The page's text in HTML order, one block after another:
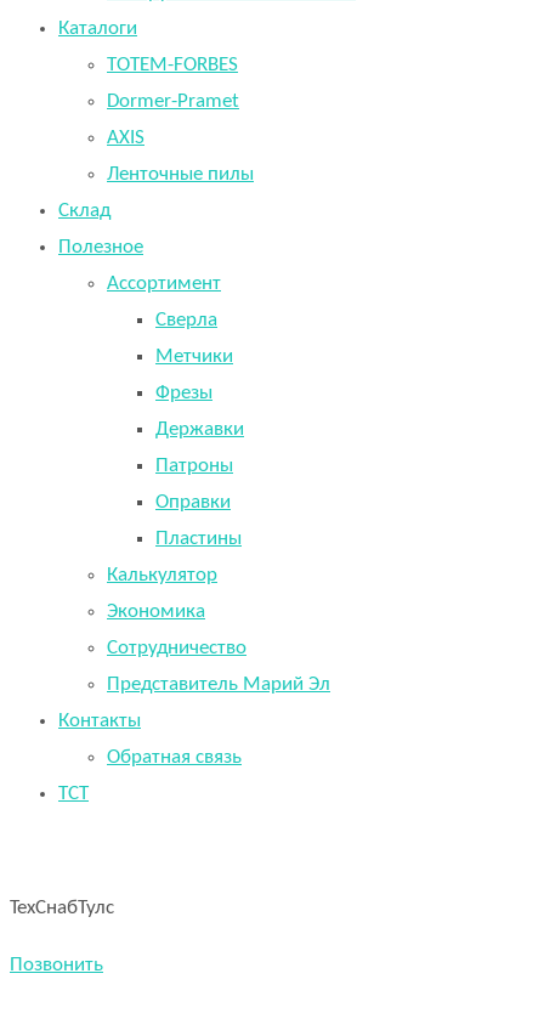
Каталоги
TOTEM-FORBES
Dormer-Pramet
AXIS
Ленточные пилы
Склад
Полезное
Ассортимент
Сверла
Метчики
Фрезы
Державки
Патроны
Оправки
Пластины
Калькулятор
Экономика
Сотрудничество
Представитель Марий Эл
Контакты
Обратная связь
TCT
ТехСнабТулс
Позвонить